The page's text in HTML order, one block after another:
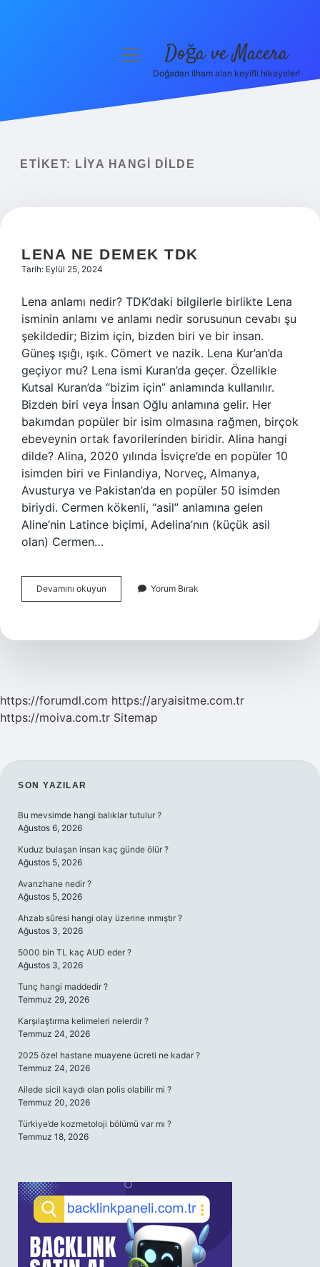
Yasal Uyarı
menüyü Doğa ve Macera
Doğadan ilham alan keyifli hikayeler!
ETIKET: LIYA HANGI DILDE
LENA NE DEMEK TDK
Tarih: Eylül 25, 2024
Lena anlamı nedir? TDK’daki bilgilerle birlikte Lena
isminin anlamı ve anlamı nedir sorusunun cevabı şu
şekildedir; Bizim için, bizden biri ve bir insan.
Güneş ışığı, ışık. Cömert ve nazik. Lena Kur’an’da
geçiyor mu? Lena ismi Kuran’da geçer. Özellikle
Kutsal Kuran’da “bizim için” anlamında kullanılır.
Bizden biri veya İnsan Oğlu anlamına gelir. Her
bakımdan popüler bir isim olmasına rağmen, birçok
ebeveynin ortak favorilerinden biridir. Alina hangi
dilde? Alina, 2020 yılında İsviçre’de en popüler 10
isimden biri ve Finlandiya, Norveç, Almanya,
Avusturya ve Pakistan’da en popüler 50 isimden
biriydi. Cermen kökenli, “asil” anlamına gelen
Aline’nin Latince biçimi, Adelina’nın (küçük asil
olan) Cermen…
Devamını okuyun
Ne
Yorum Bırak
https://forumdl.com https://aryaisitme.com.tr
https://moiva.com.tr Sitemap
SIDEBAR
SON YAZILAR
Bu mevsimde hangi balıklar tutulur ?
Ağustos 6, 2026
Kuduz bulaşan insan kaç günde ölür ?
Ağustos 5, 2026
Avarızhane nedir ?
Ağustos 5, 2026
Ahzab sûresi hangi olay üzerine ınmıştır ?
Ağustos 3, 2026
5000 bin TL kaç AUD eder ?
Ağustos 3, 2026
Tunç hangi maddedir ?
Temmuz 29, 2026
Karşılaştırma kelimeleri nelerdir ?
Temmuz 24, 2026
2025 özel hastane muayene ücreti ne kadar ?
Temmuz 24, 2026
Ailede sicil kaydı olan polis olabilir mi ?
Temmuz 20, 2026
Türkiye’de kozmetoloji bölümü var mı ?
Temmuz 18, 2026